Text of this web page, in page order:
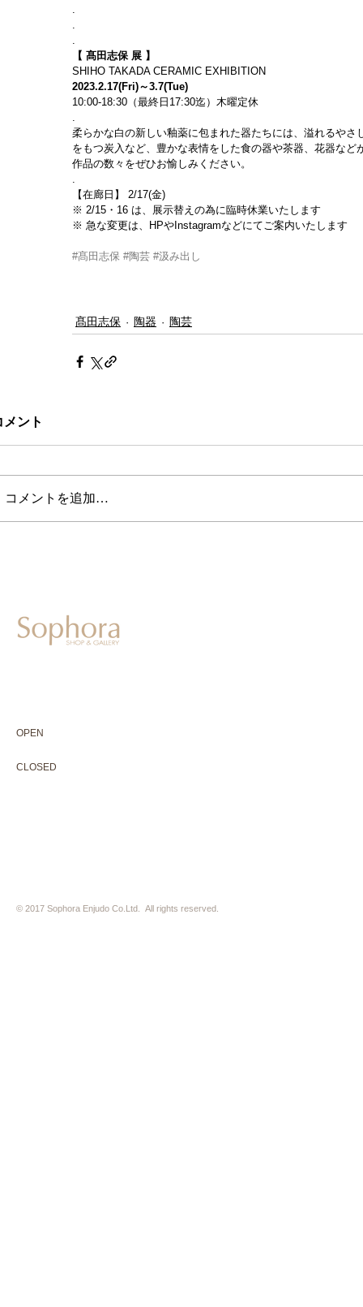
.
.
.
【 髙田志保 展 】
SHIHO TAKADA CERAMIC EXHIBITION
2023.2.17(Fri)～3.7(Tue)
10:00-18:30（最終日17:30迄）木曜定休
.
柔らかな白の新しい釉薬に包まれた器たちには、溢れるや
をもつ炭入など、豊かな表情をした食の器や茶器、花器な
作品の数々をぜひお愉しみください。
.
【在廊日】 2/17(金)
※ 2/15・16 は、展示替えの為に臨時休業いたします
※ 急な変更は、HPやInstagramなどにてご案内いたします
#髙田志保 #陶芸 #汲み出し
髙田志保 陶器 陶芸
メント
コメントを追加…
OPEN
CLOSED
© 2017 Sophora Enjudo Co.Ltd. All rights reserved.